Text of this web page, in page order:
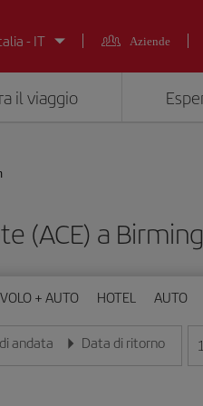
- IT Aziende
il viaggio
(ACE) a
VOLO + AUTO HOTEL AUTO
andata
la data nel formato giorno/mese/anno
Data di ritorno
Inserisci la data nel 1